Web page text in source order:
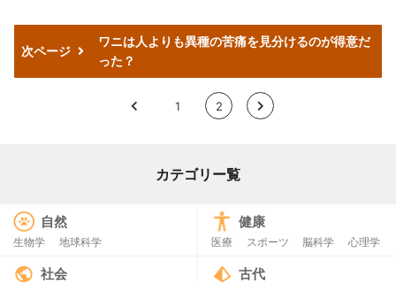
次ページ
ワニは人よりも異種の苦痛を見分けるのが得意だ
った？
< 1 2 >
カテゴリー覧
自然
生物学 地球科学
健康
医療 スポーツ 脳科学 心理学
社会 古代